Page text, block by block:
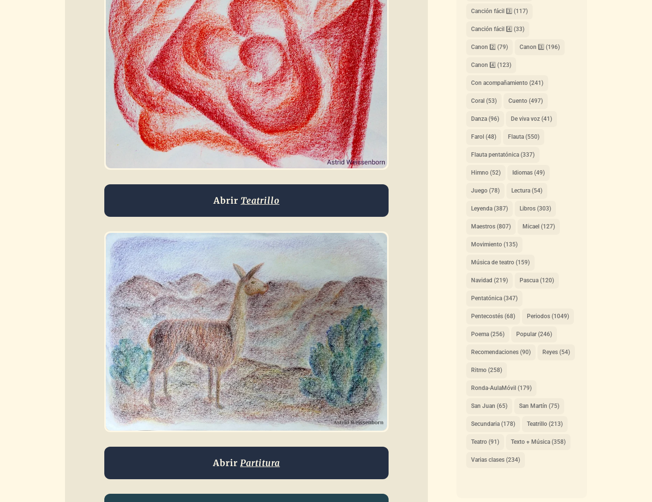
Abrir Teatrillo
AbrirPartitura
Canción fácil 3️⃣ (117)
Canción fácil 4️⃣ (33)
Canon 2️⃣ (79) Canon 3️⃣ (196)
Canon 4️⃣ (123)
Con acompañamiento(241)
Coral (53) Cuento(497)
Danza(96) De viva voz(41)
Farol (48) Flauta(550)
Flauta pentatónica(337)
Himno(52) Idiomas(49)
Juego(78) Lectura(54)
Leyenda(387) Libros(303)
Maestros(807) Micael (127)
Movimiento(135)
Música de teatro(159)
Navidad (219) Pascua(120)
Pentatónica(347)
Pentecostés(68) Periodos(1049)
Poema(256) Popular(246)
Recomendaciones(90) Reyes(54)
Ritmo(258)
Ronda-AulaMóvil (179)
San Juan (65) San Martín (75)
Secundaria(178) Teatrillo(213)
Teatro(91) Texto + Música(358)
Varias clases(234)